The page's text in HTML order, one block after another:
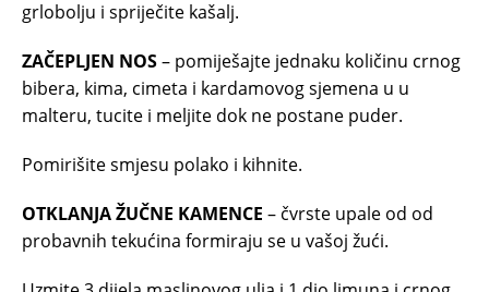
grlobolju i spriječite kašalj.
ZAČEPLJEN NOS– pomiješajte jednaku količinu crnog
bibera, kima, cimeta i kardamovog sjemena u u
malteru, tucite i meljite dok ne postane puder.
Pomirišite smjesu polako i kihnite.
OTKLANJA ŽUČNE KAMENCE – čvrste upale od od
probavnih tekućina formiraju se u vašoj žući.